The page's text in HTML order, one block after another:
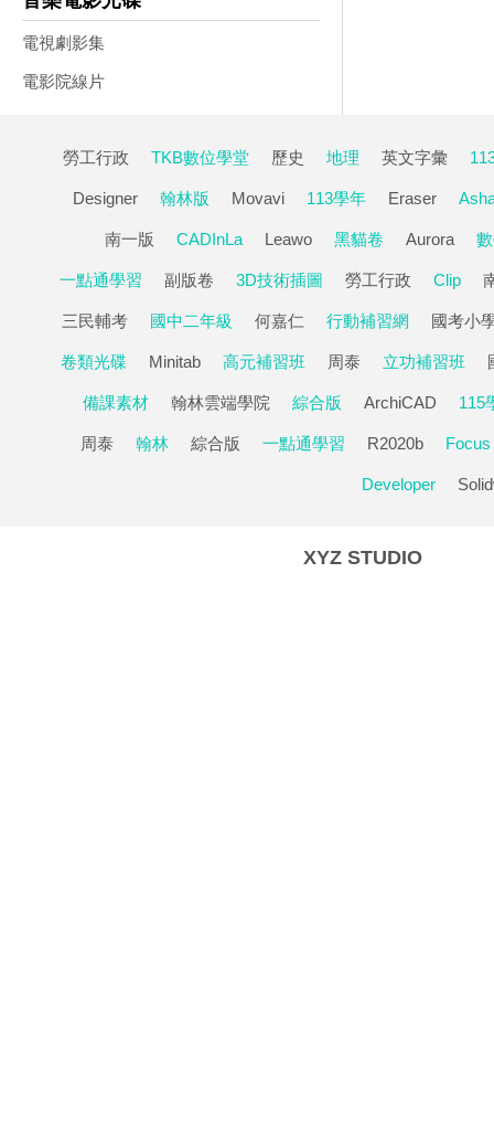
電視劇影集
電影院線片
勞工行政 TKB數位學堂 歷史 地理 英文字彙
Designer 翰林版 Movavi 113學年 Eraser
南一版 CADInLa Leawo 黑貓卷 Aurora
一點通學習 副版卷 3D技術插圖 勞工行政 Clip
三民輔考 國中二年級 何嘉仁 行動補習網 國考小
卷類光碟 Minitab 高元補習班 周泰 立功補習班
備課素材 翰林雲端學院 綜合版 ArchiCAD 115
周泰 翰林 綜合版 一點通學習 R2020b Focus
Developer
XYZ STUDIO